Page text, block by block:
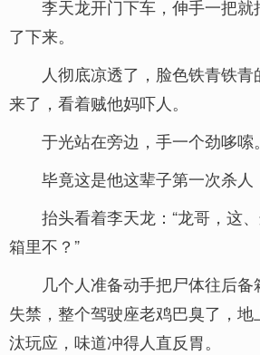
李天龙开门下车，伸手一把
了下来。
人彻底凉透了，脸色铁青铁
来了，看着贼他妈吓人。
于光站在旁边，手一个劲哆嗦。
毕竟这是他这辈子第一次杀人
抬头看着李天龙：“龙哥，这
箱里不？”
几个人准备动手把尸体往后
失禁，整个驾驶座老鸡巴臭了，
汰玩应，味道冲得人直反胃。